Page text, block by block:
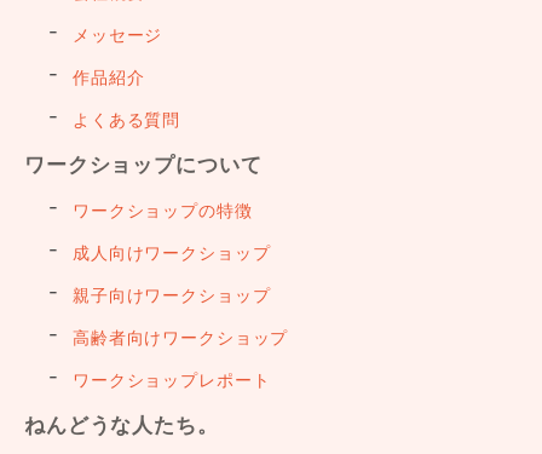
メッセージ
作品紹介
よくある質問
ワークショップについて
ワークショップの特徴
成人向けワークショップ
親子向けワークショップ
高齢者向けワークショップ
ワークショップレポート
ねんどうな人たち。